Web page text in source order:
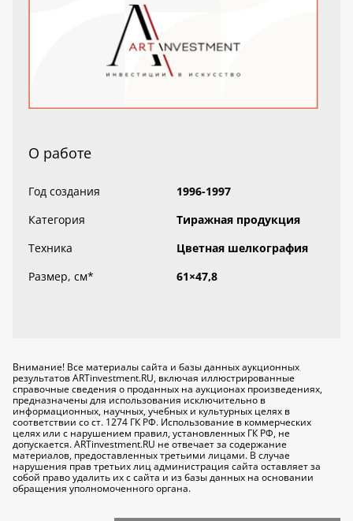
О работе
Год создания
1996-1997
Категория
Тиражная продукция
Техника
Цветная шелкография
Размер, см* 61×47,8
Внимание! Все материалы сайта и базы данных аукционных
результатов ARTinvestment.RU, включая иллюстрированные
справочные сведения о проданных на аукционах произведениях,
предназначены для использования исключительно в
информационных, научных, учебных и культурных целях в
соответствии со ст. 1274 ГК РФ. Использование в коммерческих
целях или с нарушением правил, установленных ГК РФ, не
допускается. ARTinvestment.RU не отвечает за содержание
материалов, предоставленных третьими лицами. В случае
нарушения прав третьих лиц администрация сайта оставляет за
собой право удалить их с сайта и из базы данных на основании
обращения уполномоченного органа.